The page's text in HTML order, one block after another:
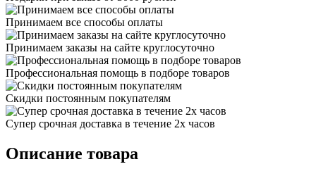
Принимаем все способы оплаты
Принимаем заказы на сайте круглосуточно
Профессиональная помощь в подборе товаров
Скидки постоянным покупателям
Супер срочная доставка в течение 2х часов
Описание товара